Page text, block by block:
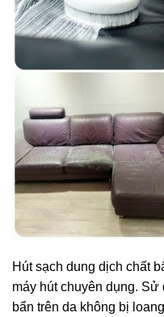
Hút sạch dung dịch chất
máy hút chuyên dụng. Sử
bẩn trên da không bị